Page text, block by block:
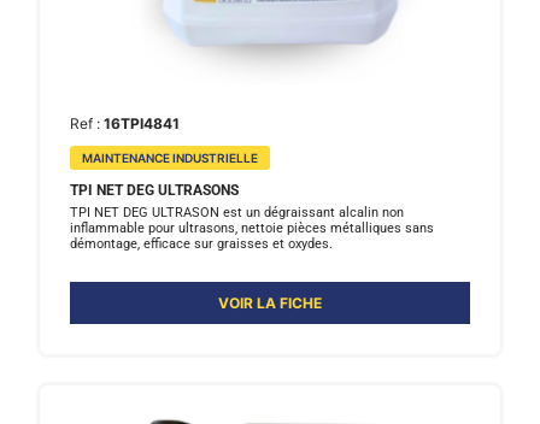
Ref : 16TPI4841
MAINTENANCE INDUSTRIELLE
TPI NET DEG ULTRASONS
TPI NET DEG ULTRASON est un dégraissant alcalin non
inflammable pour ultrasons, nettoie pièces métalliques sans
démontage, efficace sur graisses et oxydes.
VOIR LA FICHE